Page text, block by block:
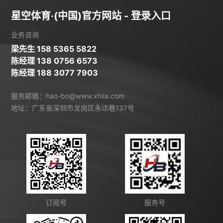
星空体育·(中国)官方网站 - 登录入口
业务咨询
梁先生 158 5365 5822
陈经理 138 0756 6573
陈经理 188 3077 7903
服务邮箱：hao-bo@www.xhiia.com
地址：广东省深圳市龙岗区永达巷137号
订阅号 服务号